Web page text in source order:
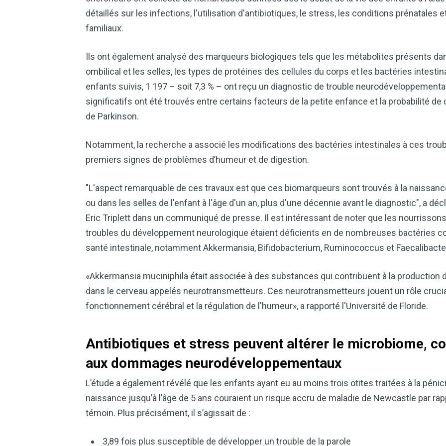
détaillés sur les infections, l'utilisation d'antibiotiques, le stress, les conditions prénatales
familiaux.
Ils ont également analysé des marqueurs biologiques tels que les métabolites présents
ombilical et les selles, les types de protéines des cellules du corps et les bactéries
enfants suivis, 1 197 – soit 7,3 % – ont reçu un diagnostic de trouble
significatifs ont été trouvés entre certains facteurs de la petite enfance et la probabilité de
de Parkinson.
Notamment, la recherche a associé les modifications des bactéries intestinales à ces
premiers signes de problèmes d’humeur et de digestion.
"L'aspect remarquable de ces travaux est que ces biomarqueurs sont trouvés à la
ou dans les selles de l'enfant à l'âge d'un an, plus d'une décennie avant le diagnostic", a
Eric Triplett dans un communiqué de presse. Il est intéressant de noter que les
troubles du développement neurologique étaient déficients en de nombreuses bactéries
santé intestinale, notamment Akkermansia, Bifidobacterium, Ruminococcus et
«Akkermansia muciniphila était associée à des substances qui contribuent à la production
dans le cerveau appelés neurotransmetteurs. Ces neurotransmetteurs jouent un rôle
fonctionnement cérébral et la régulation de l'humeur», a rapporté l'Université de Floride.
Antibiotiques et stress peuvent altérer le microbiome,
aux dommages neurodéveloppementaux
L’étude a également révélé que les enfants ayant eu au moins trois otites traitées à la
naissance jusqu’à l’âge de 5 ans couraient un risque accru de maladie de Newcastle par
témoin. Plus précisément, il s’agissait de :
3,89 fois plus susceptible de développer un trouble de la parole
précieux dans votre routine